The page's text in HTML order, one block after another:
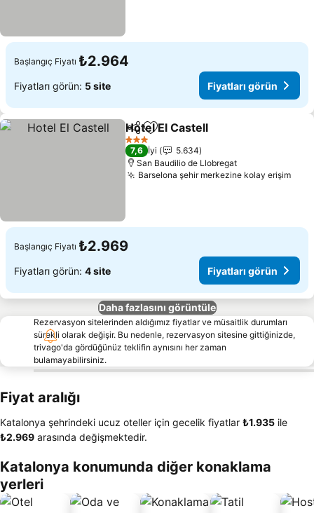
Başlangıç Fiyatı ₺2.964
Fiyatları görün: 5 site Fiyatları görün
PaylaşFavorilerime ekle
Hotel El Castell
3 Yıldız
7,6 İyi
5.634
San Baudilio de Llobregat
Barselona şehir merkezine kolay erişim
Başlangıç Fiyatı ₺2.969
Fiyatları görün: 4 site Fiyatları görün
Daha fazlasını görüntüle
Rezervasyon sitelerinden aldığımız fiyatlar ve müsaitlik durumları
sürekli olarak değişir. Bu nedenle, rezervasyon sitesine gittiğinizde,
trivago'da gördüğünüz teklifin aynısını her zaman
bulamayabilirsiniz.
Fiyat aralığı
Katalonya şehrindeki ucuz oteller için gecelik fiyatlar ‎₺1.935 ile
‎₺2.969 arasında değişmektedir.
Katalonya konumunda diğer konaklama
yerleri